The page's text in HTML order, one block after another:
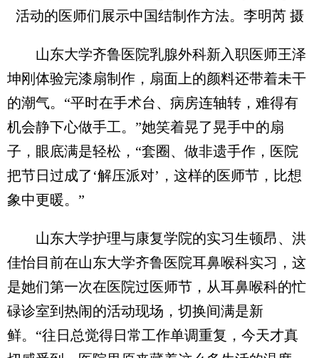
活动的医师们展示中国结制作方法。李明芮 摄
山东大学齐鲁医院乳腺外科新入职医师王泽
坤刚体验完漆扇制作，扇面上的颜料还带着未干
的潮气。“平时在手术台、病房连轴转，难得有
机会静下心做手工。”她笑着晃了晃手中的扇
子，眼底满是轻松，“套圈、做非遗手作，医院
把节日过成了‘解压派对’，这样的医师节，比想
象中更暖。”
山东大学护理与康复学院的实习生顿昂、洪
佳怡目前在山东大学齐鲁医院耳鼻喉科实习，这
是她们第一次在医院过医师节，从耳鼻喉科的忙
碌诊室到热闹的活动现场，切换间满是新
鲜。“往日总觉得日常工作单调重复，今天才真